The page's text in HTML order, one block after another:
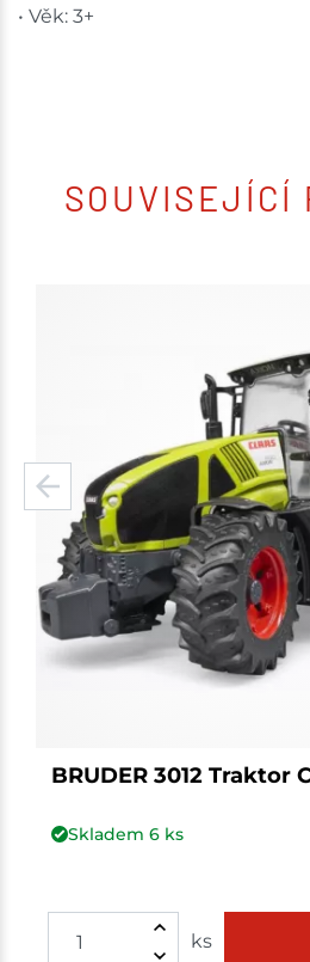
• Věk: 3+
SOUVISEJÍCÍ
BRUDER 3012 Traktor
Skladem 6ks
ks